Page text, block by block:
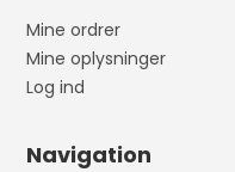
Mine ordrer
Mine oplysninger
Log ind
Navigation